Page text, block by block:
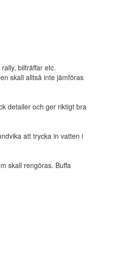
bilträffar etc.
skall alltså inte jämföras
detailer och ger riktigt bra
att trycka in vatten i
skall rengöras. Buffa